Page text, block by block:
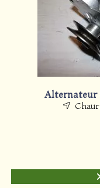
Alternateur